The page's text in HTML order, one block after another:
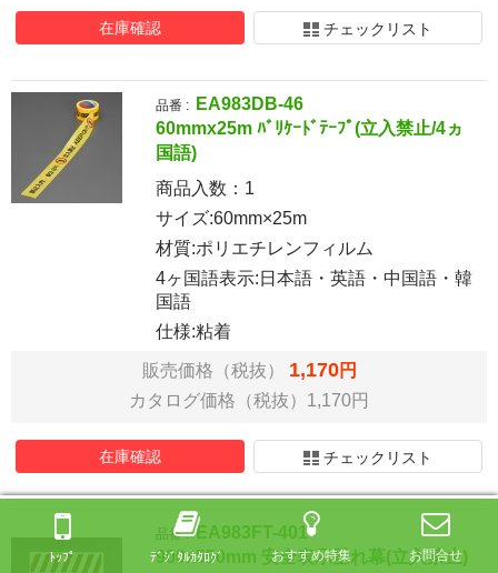
ﾄｯﾌﾟ ﾃﾞｼﾞﾀﾙｶﾀﾛｸﾞ おすすめ特集 お問合せ
在庫確認 チェックリスト
品番 :
EA983DB-46
60mmx25m ﾊﾞﾘｹｰﾄﾞﾃｰﾌﾟ(立入禁止/4ヵ
国語)
商品入数： 1
サイズ:60mm×25m
材質:ポリエチレンフィルム
4ヶ国語表示:日本語・英語・中国語・韓
国語
仕様:粘着
販売価格（税抜） 1,170円
カタログ価格（税抜）1,170円
在庫確認 チェックリスト
品番 : EA983FT-401
900x550mm 安全表示垂れ幕(立入禁止)